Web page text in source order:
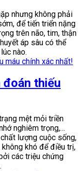
nhưng không phải
để tiến triển nặng
trên não, tim, thận
áp sâu có thể
nào.
đoán thiếu
mệt mỏi triền
nghiêm trọng,…
lượng cuộc sống,
khó để điều trị,
các triệu chứng